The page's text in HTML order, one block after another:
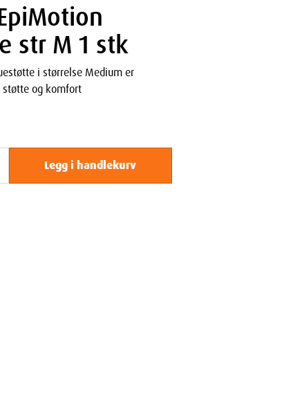
str M 1 stk
i størrelse Medium er
og komfort
Legg i handlekurv